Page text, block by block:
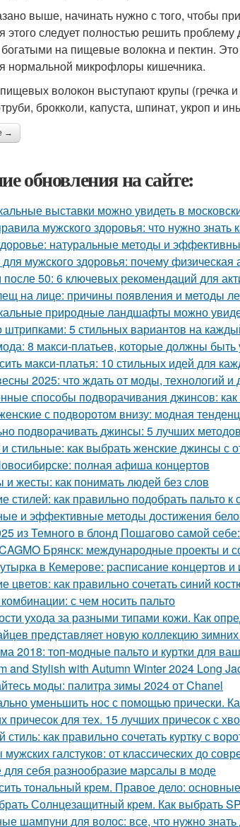
выше, начинать нужно с того, чтобы
этого следует полностью решить
на пищевые волокна и пектин.
нормальной микрофлоры кишечника.
волокон выступают крупы (гречка
брокколи, капуста, шпинат, укроп и
→
обновления на сайте:
выставки можно увидеть в
мужского здоровья: что нужно
натуральные методы и
мужского здоровья: почему физическая
50: 6 ключевых рекомендаций для
на лице: причины появления и методы
природные ландшафты можно
5 стильных вариантов на
8 макси-платьев, которые должны быть
макси-платья: 10 стильных идей для
2025: что ждать от моды, технологий и
способы подворачивания джинсов: как
с подворотом внизу: модная
подворачивать джинсы: 5 лучших методов
стильные: как выбрать женские джинсы с
полная афиша концертов
и жесты: как понимать людей без слов
стилей: как правильно подобрать пальто
и эффективные методы достижения
из Темного в блонд Пошагово самой
Брянск: международные проекты и
в Кемерове: расписание концертов
цветов: как правильно сочетать синий
с чем носить пальто
ухода за разными типами кожи. Как
представляет новую коллекцию
2018: топ-модные пальто и куртки для
and Stylish with Autumn Winter 2024 Long
моды: палитра зимы 2024 от Chanel
уменьшить нос с помощью прически.
причесок для тех. 15 лучших причесок с
как правильно сочетать куртку с
галстуков: от классических до
для себя разнообразие марсалы в моде
тональный крем. Правое дело:
Солнцезащитный крем. Как выбрать
шампуни для волос: все, что нужно знать